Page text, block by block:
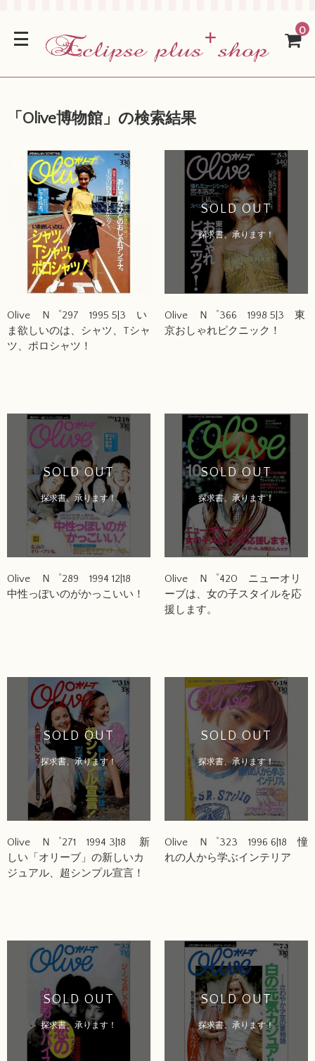
0
「 Olive博物館」の検索結果
Olive Ｎ゜297 1995 5|3 い
ま欲しいのは、シャツ、Tシャ
ツ、ポロシャツ！
SOLD OUT
探求書、承ります！
Olive Ｎ゜366 1998 5|3 東
京おしゃれピクニック！
SOLD OUT
探求書、承ります！
Olive Ｎ゜289 1994 12|18
中性っぽいのがかっこいい！
SOLD OUT
探求書、承ります！
Olive Ｎ゜420 ニューオリ
ーブは、女の子スタイルを応
援します。
SOLD OUT
探求書、承ります！
Olive Ｎ゜271 1994 3|18 新
しい「オリーブ」の新しいカ
ジュアル、超シンプル宣言！
SOLD OUT
探求書、承ります！
Olive Ｎ゜323 1996 6|18 憧
れの人から学ぶインテリア
SOLD OUT
探求書、承ります！
SOLD OUT
探求書、承ります！